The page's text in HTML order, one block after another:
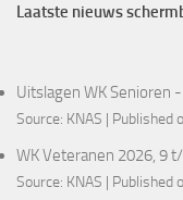
Laatste nieuws
Uitslagen WK
Source: KNAS Published
WK Veteranen 2026, 9
Source: KNAS Published